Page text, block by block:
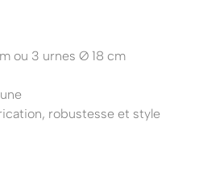
ou 3 urnes Ø 18 cm
robustesse et style